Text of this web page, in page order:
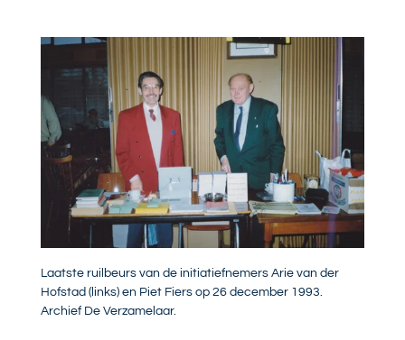
Laatste ruilbeurs van de initiatiefnemers Arie van der
Hofstad (links) en Piet Fiers op 26 december 1993.
Archief De Verzamelaar.